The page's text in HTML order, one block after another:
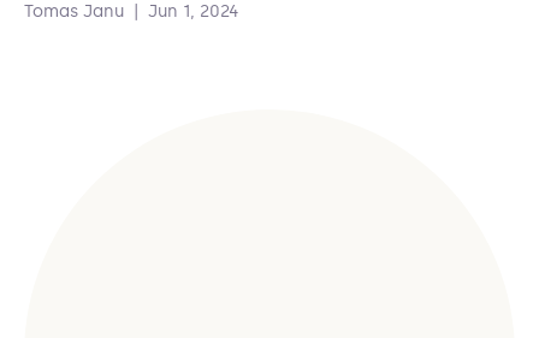
Tomas Janu Jun 1, 2024